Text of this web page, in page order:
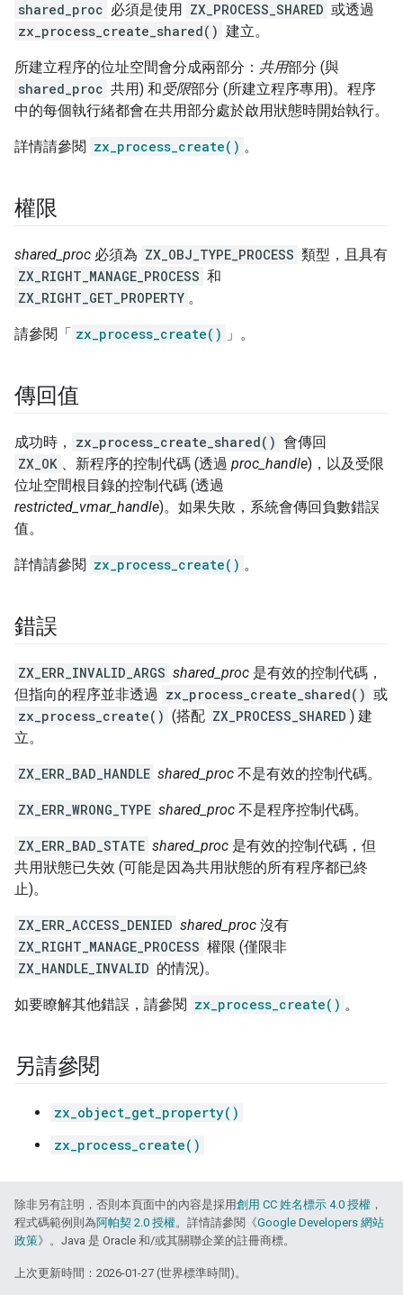
shared_proc 必須是使用 ZX_PROCESS_SHARED 或透過
zx_process_create_shared() 建立。
所建立程序的位址空間會分成兩部分： 共用部分 (與
shared_proc 共用) 和受限部分 (所建立程序專用)。程序
中的每個執行緒都會在共用部分處於啟用狀態時開始執行。
詳情請參閱 zx_process_create() 。
權限
shared_proc 必須為 ZX_OBJ_TYPE_PROCESS 類型，且具有
ZX_RIGHT_MANAGE_PROCESS 和
ZX_RIGHT_GET_PROPERTY 。
請參閱「 zx_process_create() 」。
傳回值
成功時， zx_process_create_shared() 會傳回
ZX_OK 、新程序的控制代碼 (透過 proc_handle)，以及受限
位址空間根目錄的控制代碼 (透過
restricted_vmar_handle)。如果失敗，系統會傳回負數錯誤
值。
詳情請參閱 zx_process_create() 。
錯誤
ZX_ERR_INVALID_ARGS shared_proc 是有效的控制代碼，
但指向的程序並非透過 zx_process_create_shared() 或
zx_process_create() (搭配 ZX_PROCESS_SHARED ) 建
立。
ZX_ERR_BAD_HANDLE shared_proc 不是有效的控制代碼。
ZX_ERR_WRONG_TYPE shared_proc 不是程序控制代碼。
ZX_ERR_BAD_STATE shared_proc 是有效的控制代碼，但
共用狀態已失效 (可能是因為共用狀態的所有程序都已終
止)。
ZX_ERR_ACCESS_DENIED shared_proc 沒有
ZX_RIGHT_MANAGE_PROCESS 權限 (僅限非
ZX_HANDLE_INVALID 的情況)。
如要瞭解其他錯誤，請參閱 zx_process_create() 。
另請參閱
zx_object_get_property()
zx_process_create()
除非另有註明，否則本頁面中的內容是採用創用 CC 姓名標示 4.0 授權 ，
程式碼範例則為阿帕契 2.0 授權。詳情請參閱《Google Developers 網站
政策》。Java 是 Oracle 和/或其關聯企業的註冊商標。
上次更新時間：2026-01-27 (世界標準時間)。